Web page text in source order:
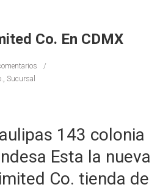
Co. En CDMX
, Sucursal
143 colonia
Esta la nueva
Co. tienda de